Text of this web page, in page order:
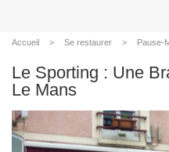
Accueil Se restaurer Pause-
Le Sporting : Une
Le Mans